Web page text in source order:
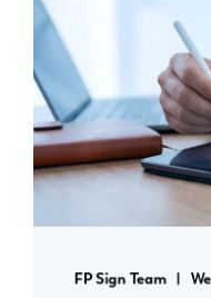
FP Sign Team